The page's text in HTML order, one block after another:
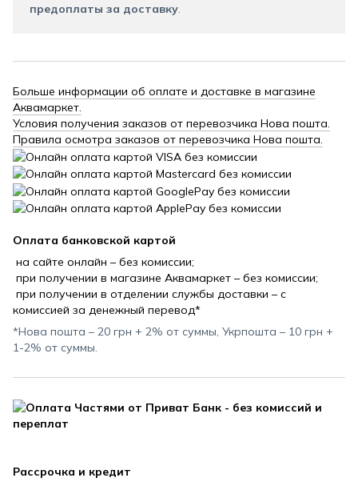
предоплаты за доставку.
Больше информации об оплате и доставке в магазине
Аквамаркет.
Условия получения заказов от перевозчика Нова пошта.
Правила осмотра заказов от перевозчика Нова пошта.
Оплата банковской картой
на сайте онлайн – без комиссии;
при получении в магазине Аквамаркет – без комиссии;
при получении в отделении службы доставки – с
комиссией за денежный перевод*
*Нова пошта – 20 грн + 2% от суммы, Укрпошта – 10 грн +
1-2% от суммы.
Рассрочка и кредит